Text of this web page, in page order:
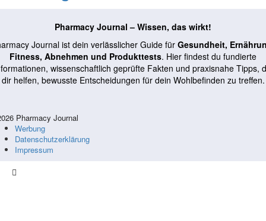
Pharmacy Journal – Wissen, das wirkt!
Journal ist dein verlässlicher Guide für Gesundheit,
Fitness, Abnehmen und Produkttests. Hier findest du fundierte
wissenschaftlich geprüfte Fakten und praxisnahe Tipps,
dir helfen, bewusste Entscheidungen für dein Wohlbefinden zu treffen.
Pharmacy Journal
Werbung
Datenschutzerklärung
Impressum